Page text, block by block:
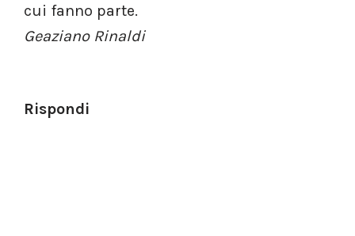
cui fanno parte.
Geaziano Rinaldi
Rispondi